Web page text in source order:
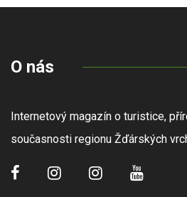
O nás
Internetový magazín o turistice,
současnosti regionu Žďárských